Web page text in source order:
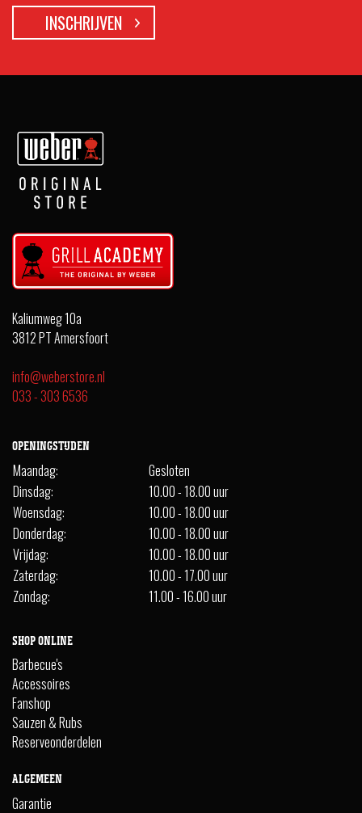
Kaliumweg 10a
3812 PT Amersfoort
info@weberstore.nl
033 - 303 6536
OPENINGSTIJDEN
Maandag:
Gesloten
Dinsdag:
10.00 - 18.00 uur
Woensdag:
10.00 - 18.00 uur
Donderdag:
10.00 - 18.00 uur
Vrijdag:
10.00 - 18.00 uur
Zaterdag:
10.00 - 17.00 uur
Zondag:
11.00 - 16.00 uur
SHOP ONLINE
Barbecue's
Accessoires
Fanshop
Sauzen & Rubs
Reserveonderdelen
ALGEMEEN
Garantie